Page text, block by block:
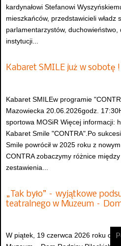
kardynałowi Stefanowi
mieszkańców, przedstawicieli władz
parlamentarzystów, duchowieństwo,
instytucji...
Kabaret SMILE już w sobotę
Kabaret SMILEw programie
Mazowiecka 20.06.2026godz.
sportowa MOSiR Więcej informacji:
Kabaret Smile "CONTRA".Po
Smile powrócił w 2025 roku z
CONTRA zobaczymy różnice między
zestawienia...
„Tak było” – wyjątkowe
teatralnego w Muzeum –
W piątek, 19 czerwca 2026 roku o